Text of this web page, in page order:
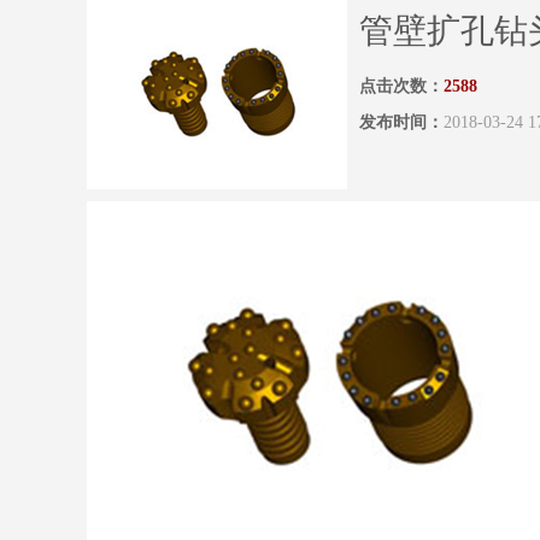
管壁扩孔钻
点击次数： 2588
发布时间： 2018-03-24